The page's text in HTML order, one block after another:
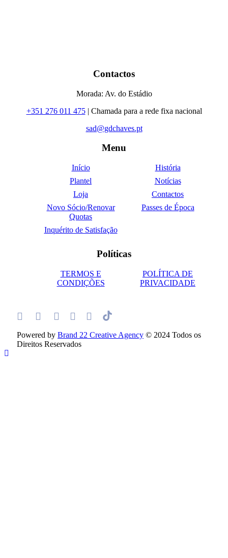
Contactos
Morada: Av. do Estádio
+351 276 011 475| Chamada para a rede fixa nacional
sad@gdchaves.pt
Menu
Início
História
Plantel
Notícias
Loja
Contactos
Novo Sócio/Renovar
Quotas
Passes de Época
Inquérito de Satisfação
Políticas
TERMOS E
CONDIÇÕES
POLÍTICA DE
PRIVACIDADE
Powered by Brand 22 Creative Agency © 2024 Todos os
Direitos Reservados